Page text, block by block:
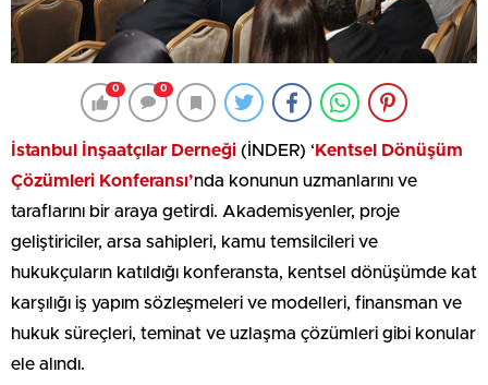
0 0
İstanbul İnşaatçılar Derneği (İNDER) ‘ Kentsel Dönüşüm
Çözümleri Konferansı’nda konunun uzmanlarını ve
taraflarını bir araya getirdi. Akademisyenler, proje
geliştiriciler, arsa sahipleri, kamu temsilcileri ve
hukukçuların katıldığı konferansta, kentsel dönüşümde kat
karşılığı iş yapım sözleşmeleri ve modelleri, finansman ve
hukuk süreçleri, teminat ve uzlaşma çözümleri gibi konular
ele alındı.